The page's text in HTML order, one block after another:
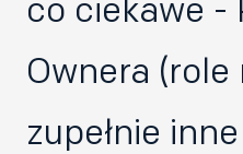
co ciekawe -
Ownera
zupełnie